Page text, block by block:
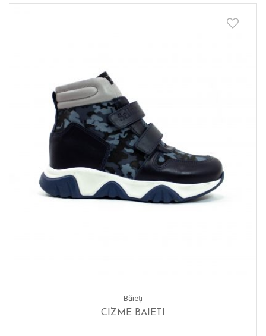
Băieți
CIZME BAIETI